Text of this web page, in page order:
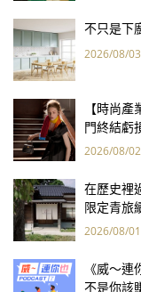
不只是下
2026/08/03
【時尚
門終結虧
報亮眼
2026/08/02
在歷史裡
限定青旅
2026/08/01
《威～
不是你該